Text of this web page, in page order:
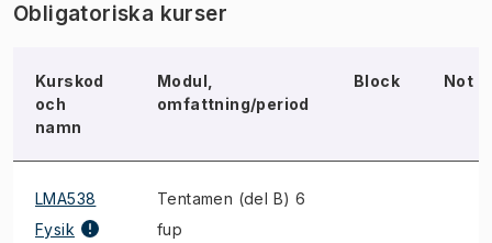
Obligatoriska kurser
Kurskod
och
namn
Modul,
omfattning/period
Block Not
LMA538
Fysik
Tentamen (del B) 6
fup